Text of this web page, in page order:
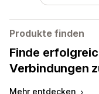
Produkte finden
Finde
Verbindungen
Mehr entdecken